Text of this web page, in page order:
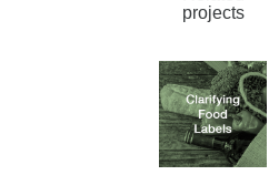
projects